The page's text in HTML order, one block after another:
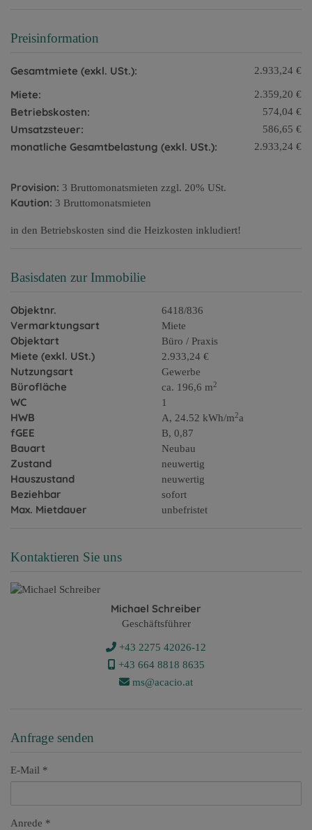
Preisinformation
Gesamtmiete (exkl. USt.): 2.933,24 €
Miete: 2.359,20 €
Betriebskosten: 574,04 €
Umsatzsteuer: 586,65 €
monatliche Gesamtbelastung (exkl. USt.): 2.933,24 €
Provision: 3 Bruttomonatsmieten zzgl. 20% USt.
Kaution: 3 Bruttomonatsmieten
in den Betriebskosten sind die Heizkosten inkludiert!
Basisdaten zur Immobilie
Objektnr. 6418/836
Vermarktungsart Miete
Objektart Büro / Praxis
Miete (exkl. USt.) 2.933,24 €
Nutzungsart Gewerbe
Bürofläche ca. 196,6 m2
WC 1
HWB A, 24.52 kWh/m2a
fGEE B, 0,87
Bauart Neubau
Zustand neuwertig
Hauszustand neuwertig
Beziehbar sofort
Max. Mietdauer unbefristet
Kontaktieren Sie uns
Michael Schreiber
Geschäftsführer
+43 2275 42026-12
+43 ​664 8818 8635
ms@acacio.at
Anfrage senden
E-Mail
Anrede